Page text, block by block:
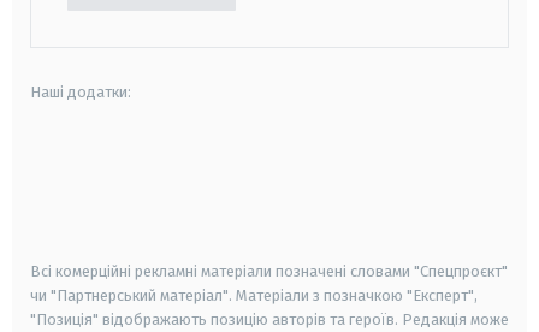
Наші додатки:
Всі комерційні рекламні матеріали позначені словами "Спецпроєкт"
чи "Партнерський матеріал". Матеріали з позначкою "Експерт",
"Позиція" відображають позицію авторів та героїв. Редакція може